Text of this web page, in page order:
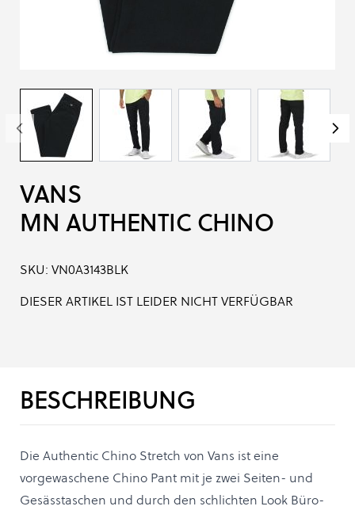
VANS
MN AUTHENTIC CHINO
SKU: VN0A3143BLK
DIESER ARTIKEL IST LEIDER NICHT VERFÜGBAR
BESCHREIBUNG
Die Authentic Chino Stretch von Vans ist eine
vorgewaschene Chino Pant mit je zwei Seiten- und
Gesässtaschen und durch den schlichten Look Büro-